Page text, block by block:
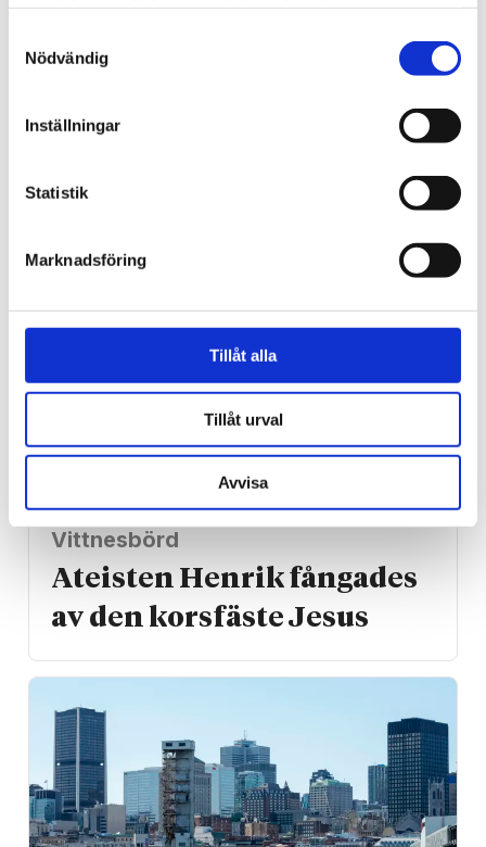
Nödvändig
Inställningar
Statistik
Marknadsföring
Tillåt alla
Tillåt urval
Avvisa
Ledare
Ta med samtliga V-
Vittnesbörd
Ateisten Henrik fångades
av den korsfäste Jesus